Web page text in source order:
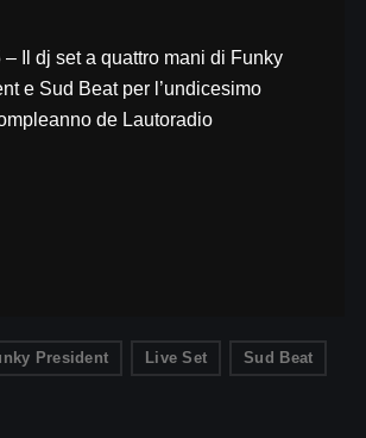
– Il dj set a quattro mani di Funky
e Sud Beat per l’undicesimo
de Lautoradio
President Live Set Sud Beat